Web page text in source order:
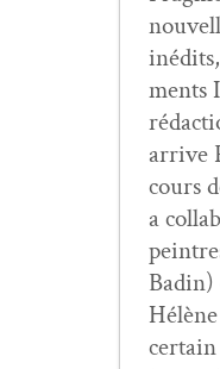
ments
arrive
cours
a